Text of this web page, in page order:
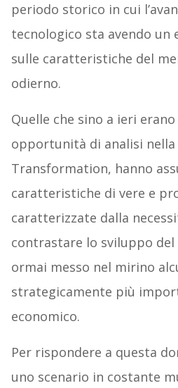
periodo storico in cui
tecnologico sta avendo
sulle caratteristiche del
odierno.
Quelle che sino a ieri
opportunità di analisi
Transformation, hanno
caratteristiche di vere e
caratterizzate dalla
contrastare lo sviluppo del
ormai messo nel mirino
strategicamente più
economico.
Per rispondere a questa
uno scenario in costante